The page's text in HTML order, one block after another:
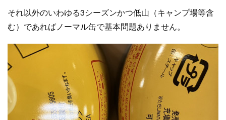
それ以外のいわゆる3シーズンかつ低山（キャンプ場等含
む）であればノーマル缶で基本問題ありません。